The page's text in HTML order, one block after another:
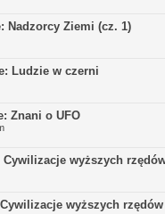
Nadzorcy Ziemi (cz. 1)
Ludzie w czerni
Znani o UFO
wyższych
wyższych